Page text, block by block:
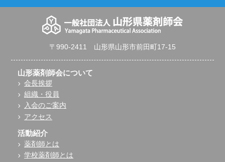
〒990-2411 山形県山形市前田町17-15
山形薬剤師会について
会長挨拶
組織・役員
入会のご案内
アクセス
活動紹介
薬剤師とは
学校薬剤師とは